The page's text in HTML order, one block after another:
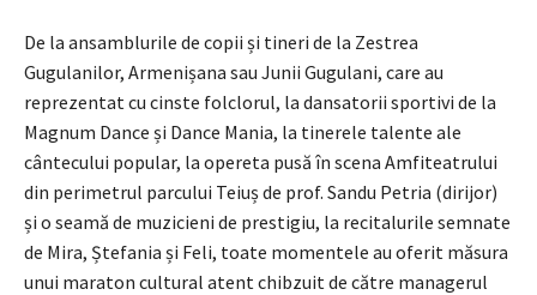
De la ansamblurile de copii și tineri de la Zestrea
Gugulanilor, Armenișana sau Junii Gugulani, care au
reprezentat cu cinste folclorul, la dansatorii sportivi de la
Magnum Dance și Dance Mania, la tinerele talente ale
cântecului popular, la opereta pusă în scena Amfiteatrului
din perimetrul parcului Teiuș de prof. Sandu Petria (dirijor)
și o seamă de muzicieni de prestigiu, la recitalurile semnate
de Mira, Ștefania și Feli, toate momentele au oferit măsura
unui maraton cultural atent chibzuit de către managerul